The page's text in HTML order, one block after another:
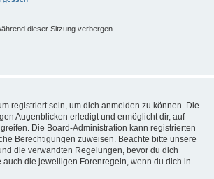
dieser Sitzung verbergen
registriert sein, um dich anmelden zu können. Die
Augenblicken erledigt und ermöglicht dir, auf
Die Board-Administration kann registrierten
Berechtigungen zuweisen. Beachte bitte unsere
die verwandten Regelungen, bevor du dich
auch die jeweiligen Forenregeln, wenn du dich in